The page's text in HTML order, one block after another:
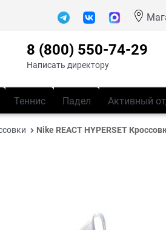
8 (800) 550-74-29
Написать директору
Теннис Падел Активный
Nike REACT HYPERSET